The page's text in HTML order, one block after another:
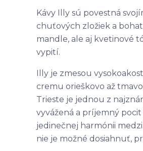
Kávy Illy sú povestná
chuťových zložiek a
mandle, ale aj kvetinové
vypití.
Illy je zmesou
cremu orieškovo až
Trieste je jednou z
vyvážená a príjemný
jedinečnej harmónii
nie je možné dosiahnuť,